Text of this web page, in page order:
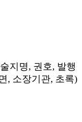
지명, 권호, 발행
, 소장기관, 초록)